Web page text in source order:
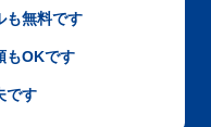
も無料です
もOKです
です